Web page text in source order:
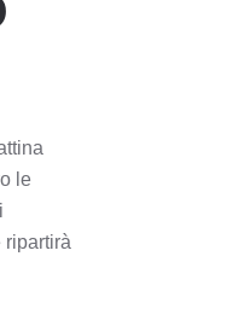
le
ripartirà